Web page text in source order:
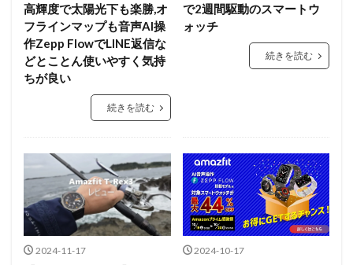
高輝度で太陽光下も楽勝,オ
フラインマップも音声AI操
作Zepp FlowでLINE返信な
どとことん使いやすく気持
ちが良い
続きを読む
で2週間駆動のスマートウ
ォッチ
続きを読む
2024-11-17 2024-10-17